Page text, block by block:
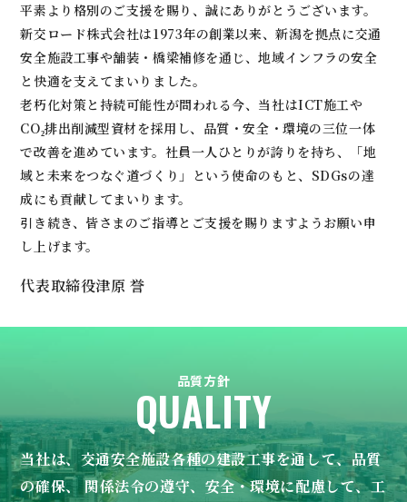
平素より格別のご支援を賜り、誠にありがとうございます。
新交ロード株式会社は1973年の創業以来、新潟を拠点に交通
安全施設工事や舗装・橋梁補修を通じ、地域インフラの安全
と快適を支えてまいりました。
老朽化対策と持続可能性が問われる今、当社はICT施工や
CO₂排出削減型資材を採用し、品質・安全・環境の三位一体
で改善を進めています。社員一人ひとりが誇りを持ち、「地
域と未来をつなぐ道づくり」という使命のもと、SDGsの達
成にも貢献してまいります。
引き続き、皆さまのご指導とご支援を賜りますようお願い申
し上げます。
代表取締役津原 誉
品質方針
QUALITY
当社は、交通安全施設各種の建設工事を通して、品質
の確保、 関係法令の遵守、安全・環境に配慮して、工